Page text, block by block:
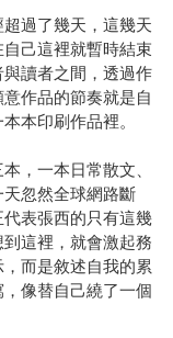
過了幾天，這幾天
己這裡就暫時結束
讀者之間，透過作
作品的節奏就是自
本印刷作品裡。
，一本日常散文、
忽然全球網路斷
表張西的只有這幾
這裡，就會激起務
而是敘述自我的累
像替自己繞了一個